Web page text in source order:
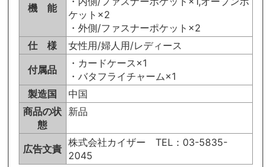
機 能
ケット×2
・外側/ファスナーポケット×2
仕 様
女性用/婦人用/レディース
付属品
・カードケース×1
・バタフライチャーム×1
製造国
中国
商品の状
態
新品
広告文責
株式会社カイザー TEL：03-5835-
2045